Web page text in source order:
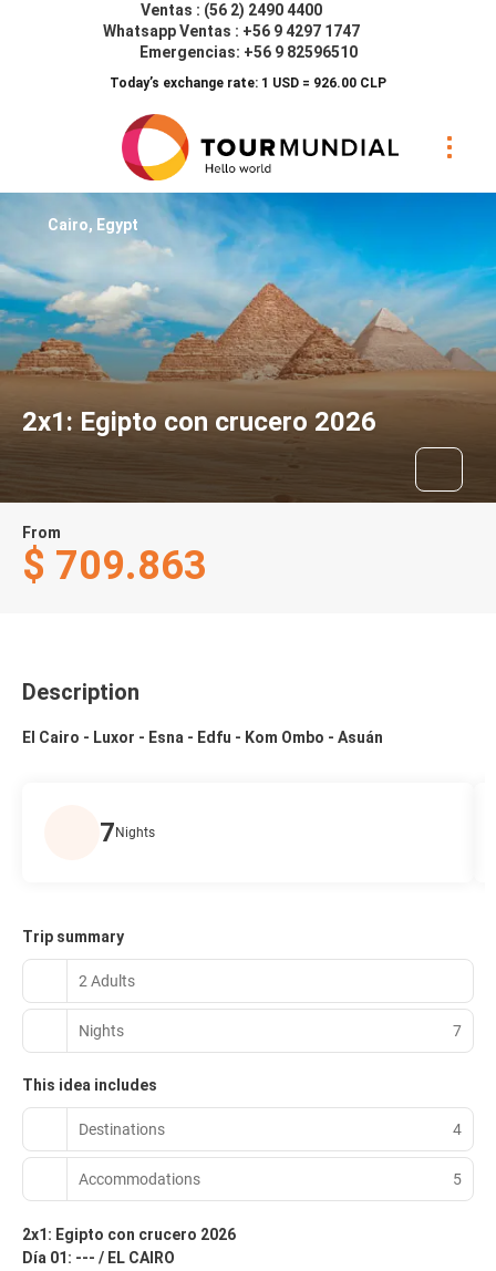
Ventas : (56 2) 2490 4400
Whatsapp Ventas : +56 9 4297 1747
Emergencias: +56 9 82596510
Today’s exchange rate: 1 USD = 926.00 CLP
2x1: Egipto con crucero 2026
Cairo, Egypt
From
$ 709.863
Description
El Cairo - Luxor - Esna - Edfu - Kom Ombo - Asuán
7 Nights
Trip summary
2 Adults
Nights 7
This idea includes
Destinations 4
Accommodations 5
2x1: Egipto con crucero 2026
Día 01: --- / EL CAIRO